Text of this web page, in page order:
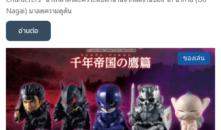
Nagai) มาลดความดุดัน
อ่านต่อ
ของเล่น